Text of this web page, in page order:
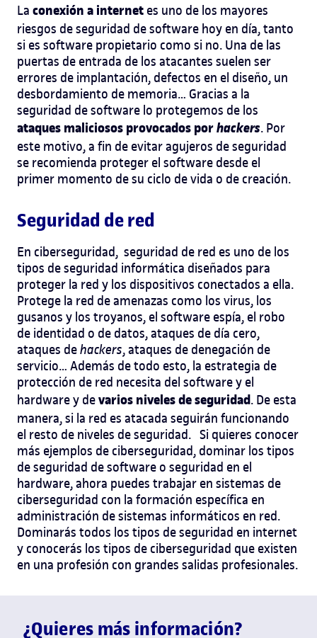
La conexión a internet es uno de los mayores
riesgos de seguridad de software hoy en día, tanto
si es software propietario como si no. Una de las
puertas de entrada de los atacantes suelen ser
errores de implantación, defectos en el diseño, un
desbordamiento de memoria… Gracias a la
seguridad de software lo protegemos de los
ataques maliciosos provocados porhackers. Por
este motivo, a fin de evitar agujeros de seguridad
se recomienda proteger el software desde el
primer momento de su ciclo de vida o de creación.
Seguridad de red
En ciberseguridad, seguridad de red es uno de los
tipos de seguridad informática diseñados para
proteger la red y los dispositivos conectados a ella.
Protege la red de amenazas como los virus, los
gusanos y los troyanos, el software espía, el robo
de identidad o de datos, ataques de día cero,
ataques dehackers, ataques de denegación de
servicio… Además de todo esto, la estrategia de
protección de red necesita del software y el
hardware y devarios niveles de seguridad. De esta
manera, si la red es atacada seguirán funcionando
el resto de niveles de seguridad. Si quieres conocer
más ejemplos de ciberseguridad, dominar los tipos
de seguridad de software o seguridad en el
hardware, ahora puedes trabajar en sistemas de
ciberseguridad con la formación específica en
administración de sistemas informáticos en red.
Dominarás todos los tipos de seguridad en internet
y conocerás los tipos de ciberseguridad que existen
en una profesión con grandes salidas profesionales.
¿Quieres más información?